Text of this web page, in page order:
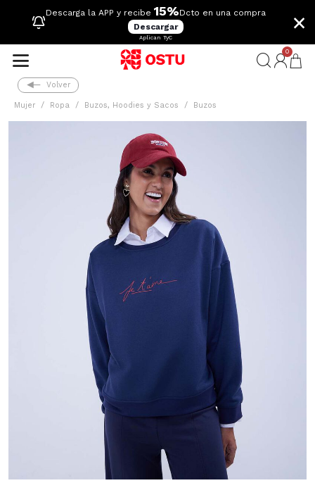
Descarga la APP y recibe 15%Dcto en una compra
Descargar
Aplican TyC
×
0
Volver
Mujer Ropa Buzos, Hoodies y Sacos Buzos